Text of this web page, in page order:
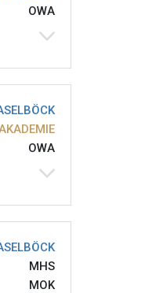
OWA
OWA
MHS
MOK